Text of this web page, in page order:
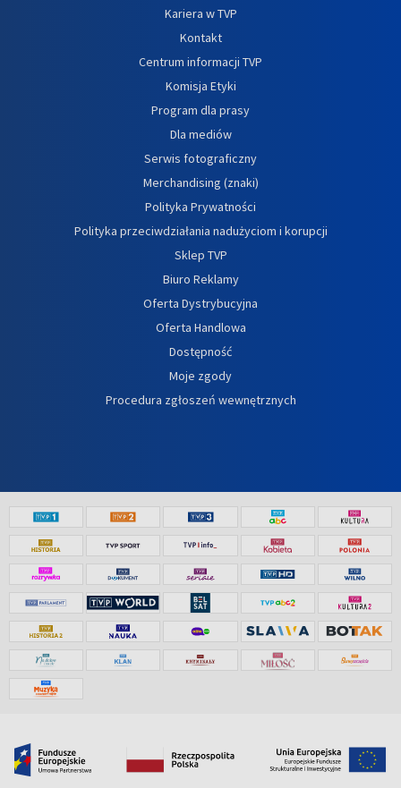
Kariera w TVP
Kontakt
Centrum informacji TVP
Komisja Etyki
Program dla prasy
Dla mediów
Serwis fotograficzny
Merchandising (znaki)
Polityka Prywatności
Polityka przeciwdziałania nadużyciom i korupcji
Sklep TVP
Biuro Reklamy
Oferta Dystrybucyjna
Oferta Handlowa
Dostępność
Moje zgody
Procedura zgłoszeń wewnętrznych